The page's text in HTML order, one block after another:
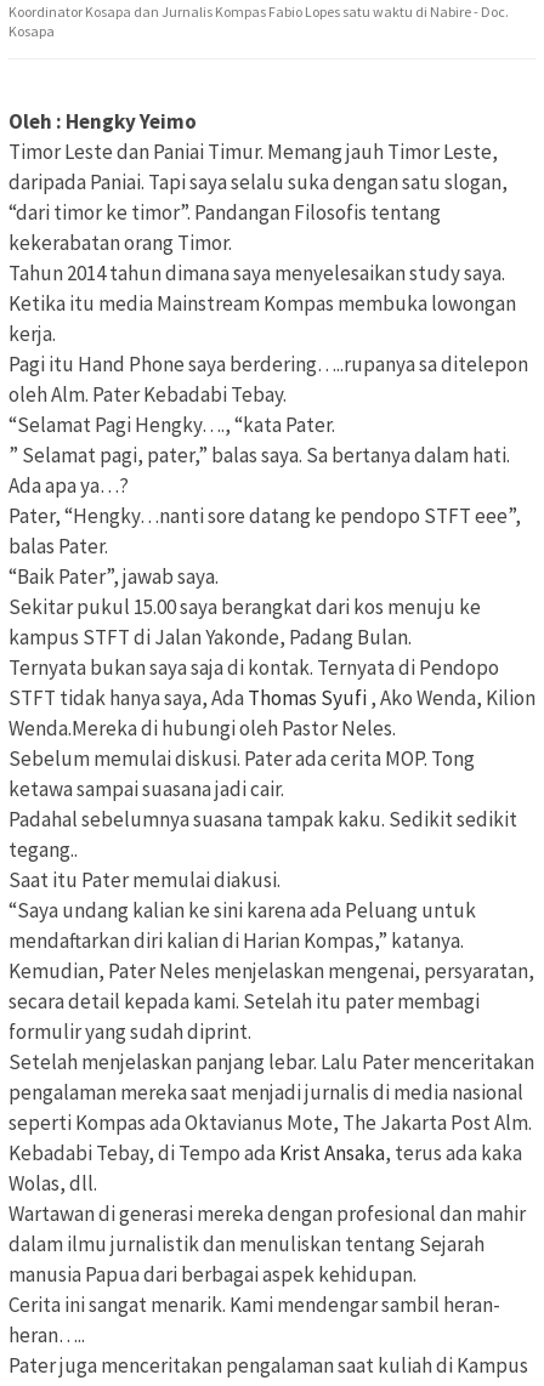
Koordinator Kosapa dan Jurnalis Kompas Fabio Lopes satu waktu di Nabire - Doc.
Kosapa
Oleh : Hengky Yeimo
Timor Leste dan Paniai Timur. Memang jauh Timor Leste,
daripada Paniai. Tapi saya selalu suka dengan satu slogan,
“dari timor ke timor”. Pandangan Filosofis tentang
kekerabatan orang Timor.
Tahun 2014 tahun dimana saya menyelesaikan study saya.
Ketika itu media Mainstream Kompas membuka lowongan
kerja.
Pagi itu Hand Phone saya berdering…..rupanya sa ditelepon
oleh Alm. Pater Kebadabi Tebay.
“Selamat Pagi Hengky…., “kata Pater.
” Selamat pagi, pater,” balas saya. Sa bertanya dalam hati.
Ada apa ya…?
Pater, “Hengky…nanti sore datang ke pendopo STFT eee”,
balas Pater.
“Baik Pater”, jawab saya.
Sekitar pukul 15.00 saya berangkat dari kos menuju ke
kampus STFT di Jalan Yakonde, Padang Bulan.
Ternyata bukan saya saja di kontak. Ternyata di Pendopo
STFT tidak hanya saya, AdaThomas Syufi, Ako Wenda, Kilion
Wenda.Mereka di hubungi oleh Pastor Neles.
Sebelum memulai diskusi. Pater ada cerita MOP. Tong
ketawa sampai suasana jadi cair.
Padahal sebelumnya suasana tampak kaku. Sedikit sedikit
tegang..
Saat itu Pater memulai diakusi.
“Saya undang kalian ke sini karena ada Peluang untuk
mendaftarkan diri kalian di Harian Kompas,” katanya.
Kemudian, Pater Neles menjelaskan mengenai, persyaratan,
secara detail kepada kami. Setelah itu pater membagi
formulir yang sudah diprint.
Setelah menjelaskan panjang lebar. Lalu Pater menceritakan
pengalaman mereka saat menjadi jurnalis di media nasional
seperti Kompas ada Oktavianus Mote, The Jakarta Post Alm.
Kebadabi Tebay, di Tempo adaKrist Ansaka, terus ada kaka
Wolas, dll.
Wartawan di generasi mereka dengan profesional dan mahir
dalam ilmu jurnalistik dan menuliskan tentang Sejarah
manusia Papua dari berbagai aspek kehidupan.
Cerita ini sangat menarik. Kami mendengar sambil heran-
heran…..
Pater juga menceritakan pengalaman saat kuliah di Kampus